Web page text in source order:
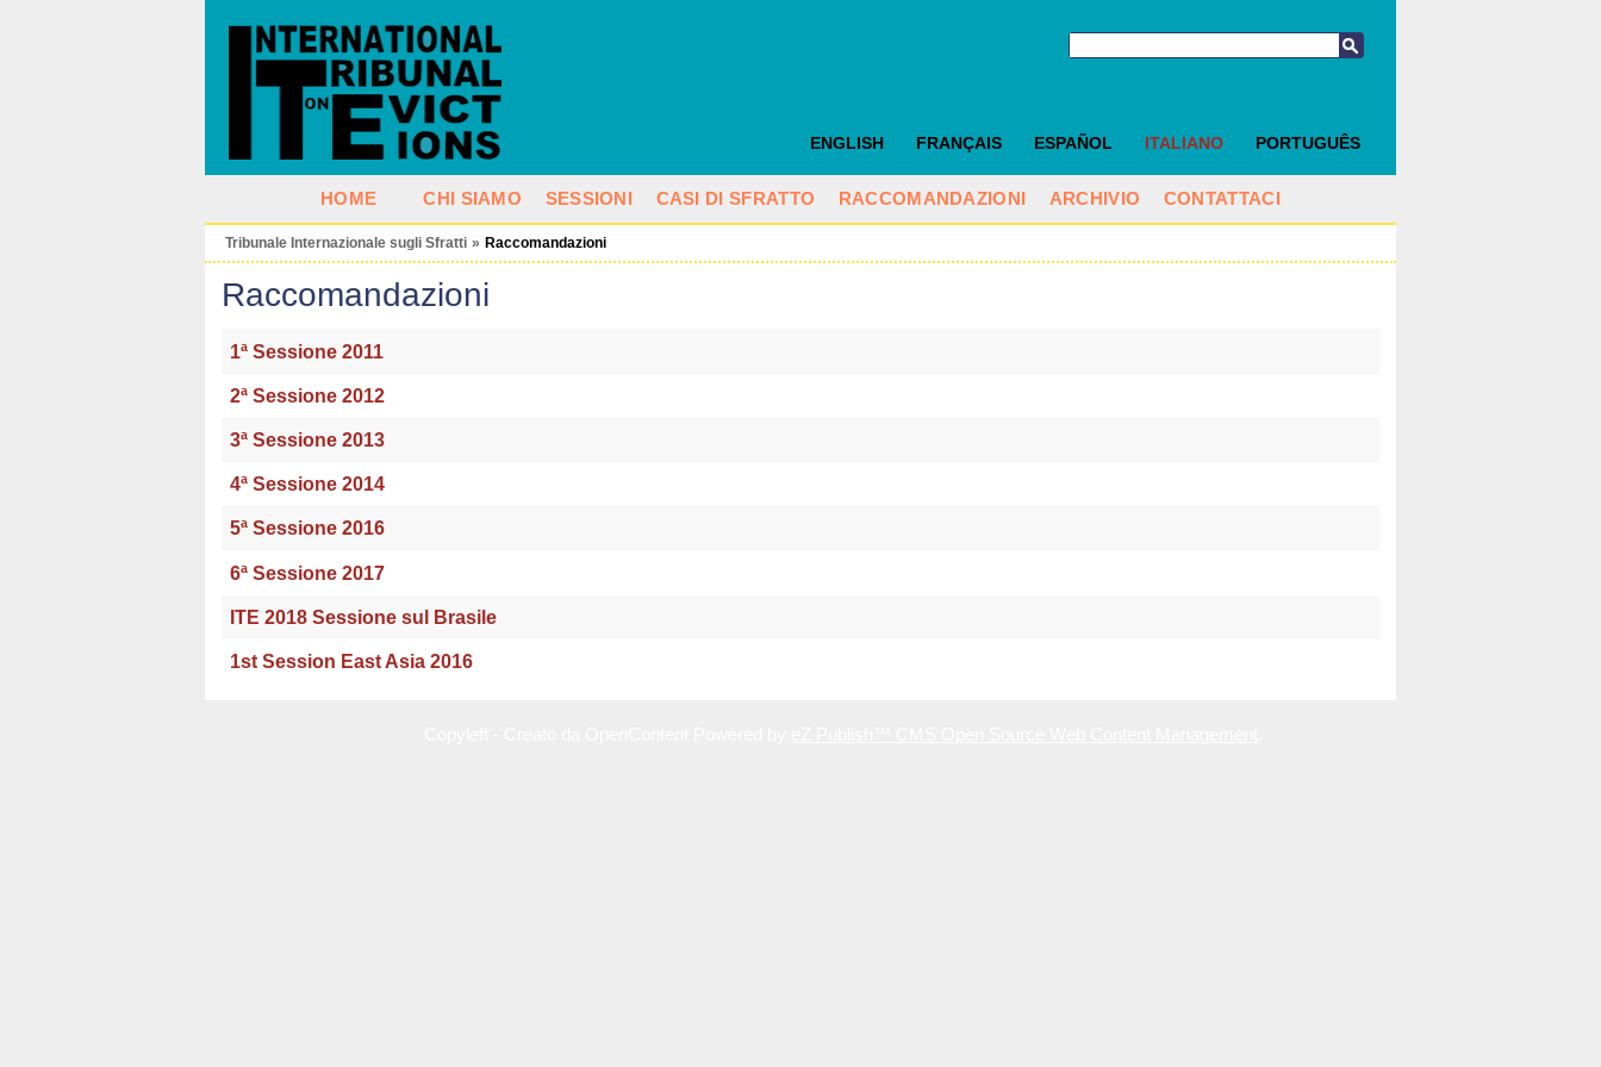
ENGLISH FRANÇAIS ESPAÑOL ITALIANO PORTUGUÊS
HOME CHI SIAMO SESSIONI CASI DI SFRATTO RACCOMANDAZIONI ARCHIVIO CONTATTACI
Tribunale Internazionale sugli Sfratti » Raccomandazioni
Raccomandazioni
1ª Sessione 2011
2ª Sessione 2012
3ª Sessione 2013
4ª Sessione 2014
5ª Sessione 2016
6ª Sessione 2017
ITE 2018 Sessione sul Brasile
1st Session East Asia 2016